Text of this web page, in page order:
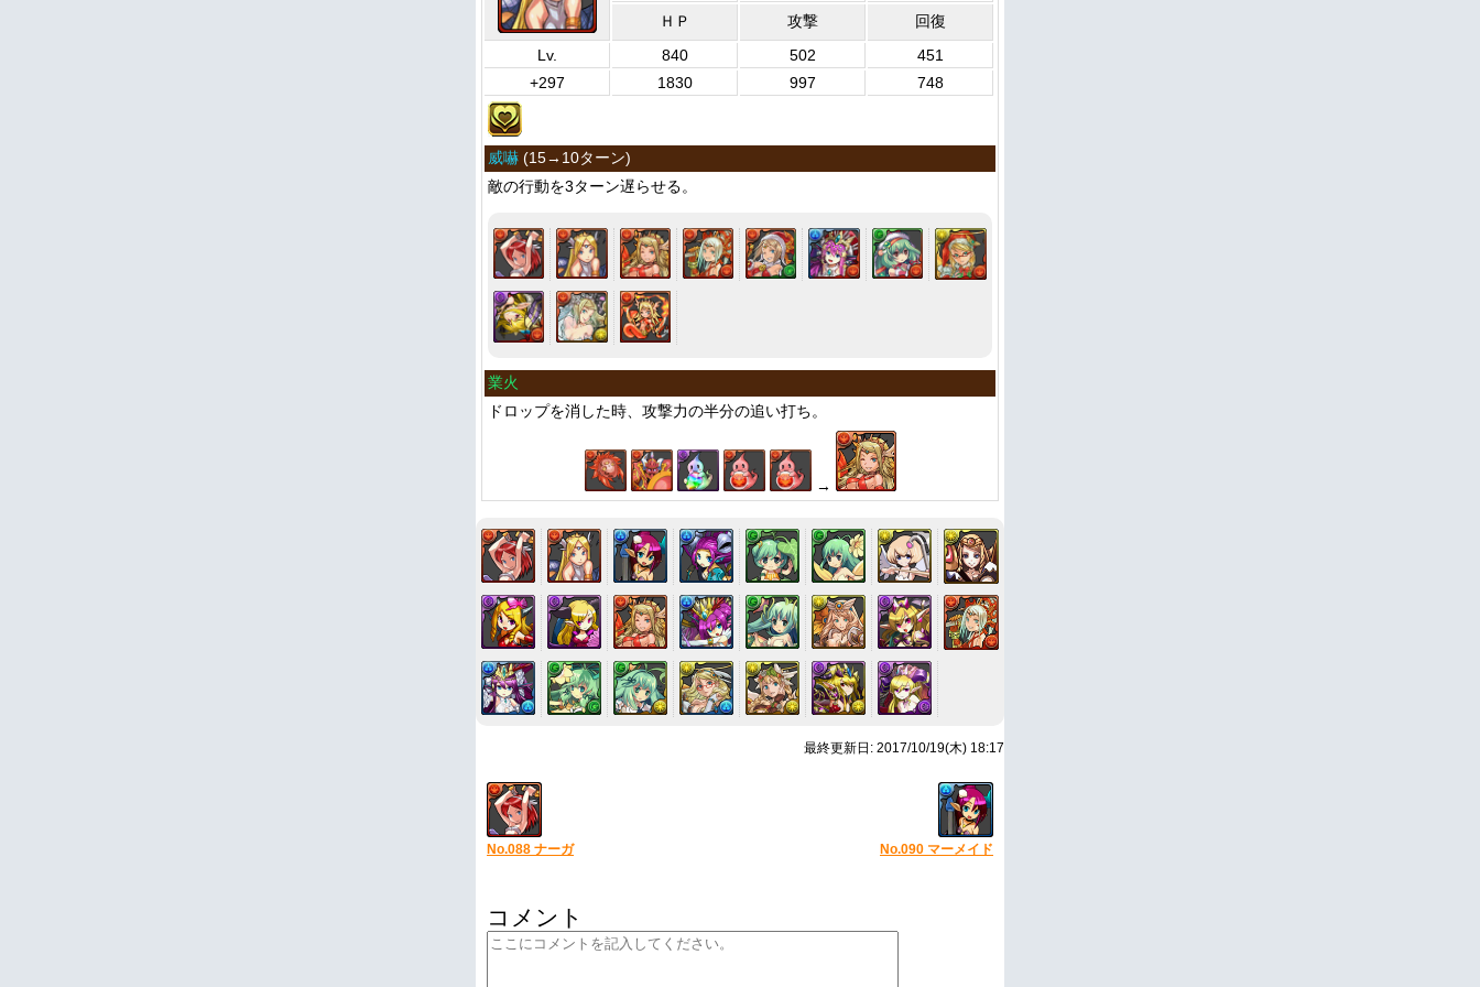
ＨＰ 攻撃
回復
Lv.
840 502
451
+297
1830 997 748
威嚇 (15→10ターン)
敵の行動を3ターン遅らせる。
業火
ドロップを消した時、攻撃力の半分の追い打ち。
→
最終更新日: 2017/10/19(木) 18:17
No.088 ナーガ No.090 マーメイド
コメント